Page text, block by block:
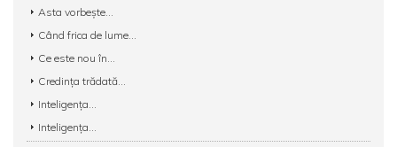
Asta vorbește...
Când frica de lume...
Ce este nou în...
Credința trădată...
Inteligența...
Inteligența...